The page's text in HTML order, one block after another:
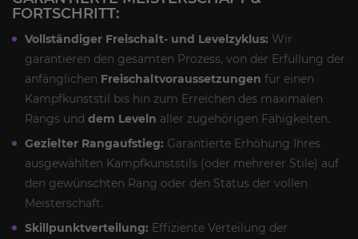
FORTSCHRITT:
Vollständiger Freischalt- und Levelzyklus: Wir
garantieren den gesamten Prozess, von der Erfüllung der
anfänglichen Freischaltvoraussetzungen für einen
Kampfkunststil bis hin zum Erreichen des maximalen
Rangs und dem Leveln aller zugehörigen Fähigkeiten.
Gezielter Rangaufstieg: Garantierte Erhöhung Ihres
ausgewählten Kampfkunststils (oder mehrerer Stile) auf
den gewünschten Rang oder den Status der vollen
Meisterschaft.
Skillpunktverteilung: Effiziente Verteilung der